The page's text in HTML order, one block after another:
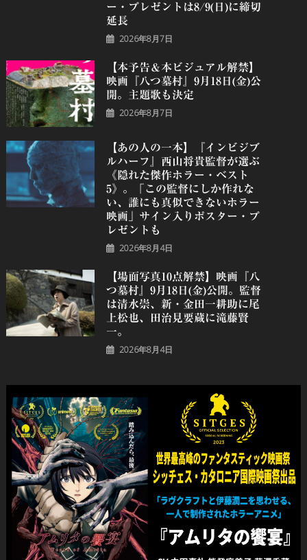
ー・プレゼントは8/9(日)に締切
延長
2026年8月7日
【本予告＆本ビジュアル解禁】
映画『八つ墓村』9月18日(金)公
開。主題歌も決定
2026年8月7日
【あの人の一本】『インビジブ
ルハーフ』⻄⼭将貴監督が選ぶ
《隠れた傑作ホラー・ベスト
5》。「この監督にしか作れな
い、誰にも真似できないホラー
映画」サイン入りポスター・プ
レゼントも
2026年8月4日
【場面写真10点解禁】映画『八
つ墓村』9月18日(金)公開。監督
は清水崇、新・金田一耕助に尾
上松也、田治見要蔵に滝藤賢
一。
2026年8月4日